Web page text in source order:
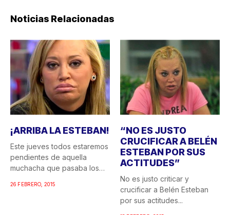
Noticias Relacionadas
¡ARRIBA LA ESTEBAN!
Este jueves todos estaremos
pendientes de aquella
muchacha que pasaba los
26 FEBRERO, 2015
“NO ES JUSTO
CRUCIFICAR A BELÉN
ESTEBAN POR SUS
ACTITUDES”
No es justo criticar y
crucificar a Belén Esteban
por sus actitudes...